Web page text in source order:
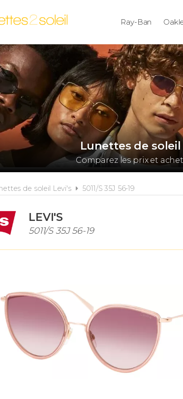
Ray-Ban
Lunettes de soleil
Comparez les prix et
de soleil Levi's 5011/S 35J 56-19
LEVI'S
5011/S 35J 56-19